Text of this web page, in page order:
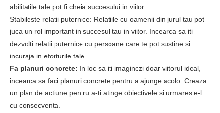
abilitatile tale pot fi cheia succesului in viitor.
Stabileste relatii puternice: Relatiile cu oamenii din jurul tau pot
juca un rol important in succesul tau in viitor. Incearca sa iti
dezvolti relatii puternice cu persoane care te pot sustine si
incuraja in eforturile tale.
Fa planuri concrete: In loc sa iti imaginezi doar viitorul ideal,
incearca sa faci planuri concrete pentru a ajunge acolo. Creaza
un plan de actiune pentru a-ti atinge obiectivele si urmareste-l
cu consecventa.